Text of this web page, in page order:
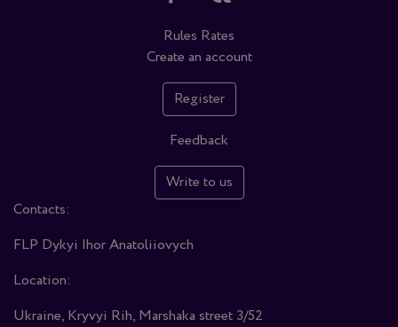
Rules Rates
Create an account
Register
Feedback
Write to us
Contacts:
FLP Dykyi Ihor Anatoliiovych
Location:
Ukraine, Kryvyi Rih, Marshaka street 3/52